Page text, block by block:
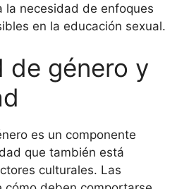
la necesidad de enfoques
en la educación sexual.
de género y
es un componente
que también está
culturales. Las